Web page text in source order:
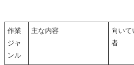
作業
ジャ
ンル
主な内容
向いて
者